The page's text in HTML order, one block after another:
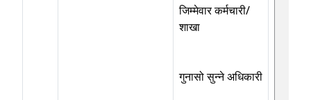
जिम्मेवार कर्मचारी/
शाखा
गुनासो सुन्ने अधिकारी